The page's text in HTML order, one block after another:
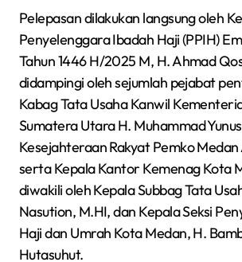
Pelepasan dilakukan langsung oleh
Penyelenggara Ibadah Haji (PPIH)
Tahun 1446 H/2025 M, H. Ahmad
didampingi oleh sejumlah pejabat
Kabag Tata Usaha Kanwil
Sumatera Utara H. Muhammad
Kesejahteraan Rakyat Pemko Medan
serta Kepala Kantor Kemenag Kota
diwakili oleh Kepala Subbag Tata
Nasution, M.HI, dan Kepala Seksi
Haji dan Umrah Kota Medan, H.
Hutasuhut.